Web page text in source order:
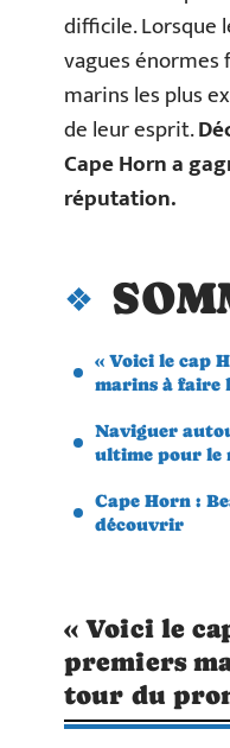
difficile. Lorsque
vagues énormes
marins les plus
de leur esprit.
Cape Horn a
réputation.
« Voici le cap
marins à faire
Naviguer
ultime pour le
Cape Horn :
découvrir
« Voici le
premiers
tour du